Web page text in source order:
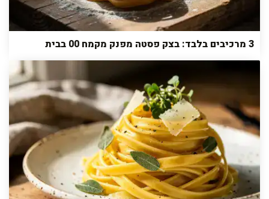
3 מרכיבים בלבד: בצק פסטה מפנק מקמח 00 בבית